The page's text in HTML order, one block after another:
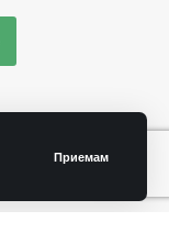
Приемам
ни